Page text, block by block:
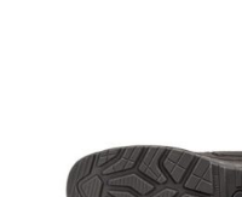
να
επιλεγούν